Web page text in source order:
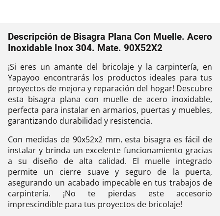
Descripción de Bisagra Plana Con Muelle. Acero
Inoxidable Inox 304. Mate. 90X52X2
¡Si eres un amante del bricolaje y la carpintería, en
Yapayoo encontrarás los productos ideales para tus
proyectos de mejora y reparación del hogar! Descubre
esta bisagra plana con muelle de acero inoxidable,
perfecta para instalar en armarios, puertas y muebles,
garantizando durabilidad y resistencia.
Con medidas de 90x52x2 mm, esta bisagra es fácil de
instalar y brinda un excelente funcionamiento gracias
a su diseño de alta calidad. El muelle integrado
permite un cierre suave y seguro de la puerta,
asegurando un acabado impecable en tus trabajos de
carpintería. ¡No te pierdas este accesorio
imprescindible para tus proyectos de bricolaje!